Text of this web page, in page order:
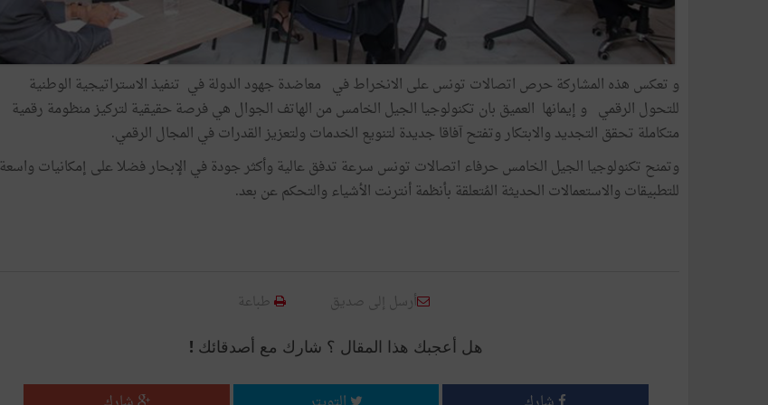
و تعكس هذه المشاركة حرص اتصالات تونس على الانخراط في معاضدة جهود الدولة في تنفيذ الاستراتيجية الوطنية
للتحول الرقمي و إيمانها العميق بان تكنولوجيا الجيل الخامس من الهاتف الجوال هي فرصة حقيقية لتركيز منظومة رقمية
متكاملة تحقق التجديد والابتكار وتفتح آفاقا جديدة لتنويع الخدمات ولتعزيز القدرات في المجال الرقمي.
وتمنح تكنولوجيا الجيل الخامس حرفاء اتصالات تونس سرعة تدفق عالية وأكثر جودة في الإبحار فضلا على إمكانيات واسعة
للتطبيقات والاستعمالات الحديثة المُتعلقة بأنظمة أنترنت الأشياء والتحكم عن بعد.
أرسل إلى صديق طباعة
هل أعجبك هذا المقال ؟ شارك مع أصدقائك !